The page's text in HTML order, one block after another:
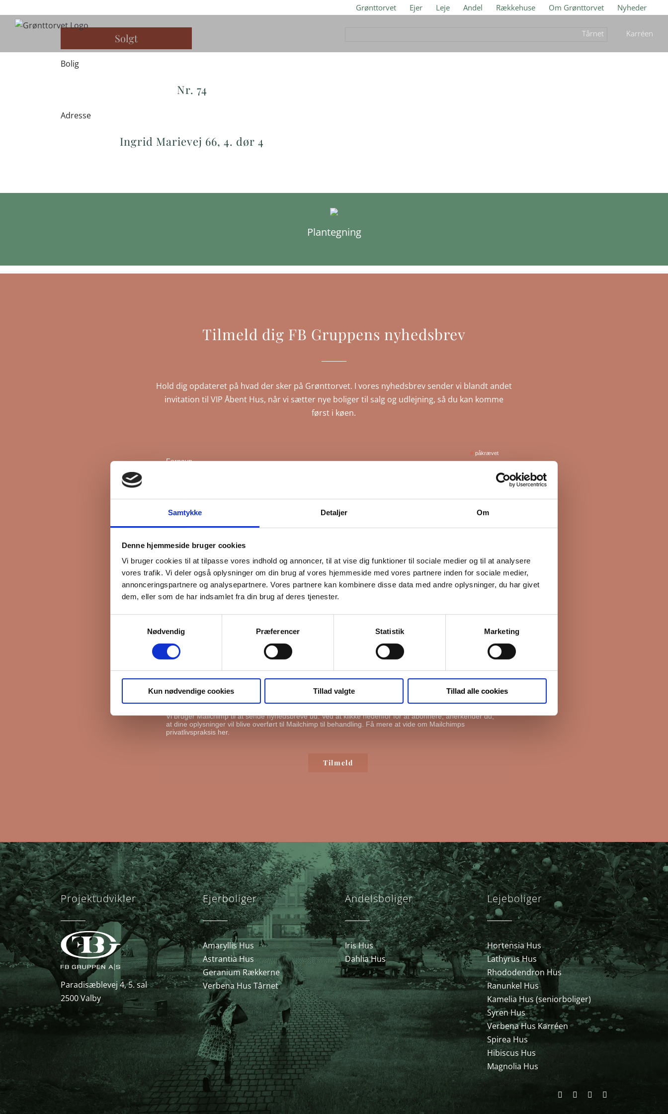
Samtykke Detaljer Om
Denne hjemmeside bruger cookies
Vi bruger cookies til at tilpasse vores indhold og annoncer, til at vise dig funktioner til sociale medier og til at analysere
vores trafik. Vi deler også oplysninger om din brug af vores hjemmeside med vores partnere inden for sociale medier,
annonceringspartnere og analysepartnere. Vores partnere kan kombinere disse data med andre oplysninger, du har givet
dem, eller som de har indsamlet fra din brug af deres tjenester.
Nødvendig
Præferencer Statistik Marketing
Kun nødvendige cookies Tillad valgte Tillad alle cookies
Grønttorvet Ejer Leje Andel Rækkehuse Om Grønttorvet Nyheder
Tårnet Karréen
Solgt
Bolig
Nr. 74
Adresse
Ingrid Marievej 66, 4. dør 4
Plantegning
Tilmeld dig FB Gruppens nyhedsbrev
Hold dig opdateret på hvad der sker på Grønttorvet. I vores nyhedsbrev sender vi blandt andet
invitation til VIP Åbent Hus, når vi sætter nye boliger til salg og udlejning, så du kan komme
først i køen.
* påkrævet
Fornavn
Efternavn
*
Ejerboliger
Markedsføringstilladelse
FB Gruppen vil bruge din information til at kontakte dig i forbindelse med nyheder - og nye boliger. Før vi
kan gøre det, skal du bekræfte, at vi gerne må sende dig emails.Du kan læse vores privatlivspolitik her.
I må gerne sende mig emails
Vi bruger Mailchimp til at sende nyhedsbreve ud. Ved at klikke nedenfor for at abonnere, anerkender du,
at dine oplysninger vil blive overført til Mailchimp til behandling. Få mere at vide om Mailchimps
privatlivspraksis her.
Projektudvikler
Paradisæblevej 4, 5. sal
2500 Valby
Ejerboliger
Amaryllis Hus
Astrantia Hus
Geranium Rækkerne
Verbena Hus Tårnet
Andelsboliger
Iris Hus
Dahlia Hus
Lejeboliger
Hortensia Hus
Lathyrus Hus
Rhododendron Hus
Ranunkel Hus
Kamelia Hus (seniorboliger)
Syren Hus
Verbena Hus Karréen
Spirea Hus
Hibiscus Hus
Magnolia Hus